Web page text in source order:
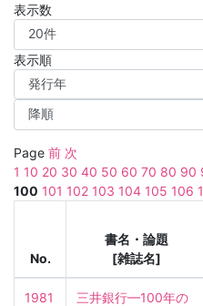
表示数
表示順
Page 前 次
1 10 20 30 40 50 60 70 80 90
100 101 102 103 104 105 106
No.
書名・論題
[雑誌名]
1981
三井銀行—100年の